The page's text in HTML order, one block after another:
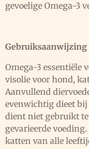
gevoelige Omega-3
Gebruiksaanwijzing
Omega-3 essentiële
visolie voor hond,
Aanvullend
evenwichtig dieet
dient niet gebruikt
gevarieerde
katten van alle